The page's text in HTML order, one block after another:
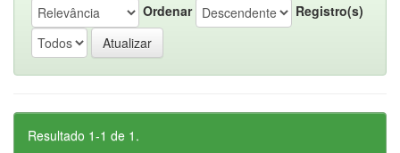
Ordenar
Registro(s)
Resultado 1-1 de 1.